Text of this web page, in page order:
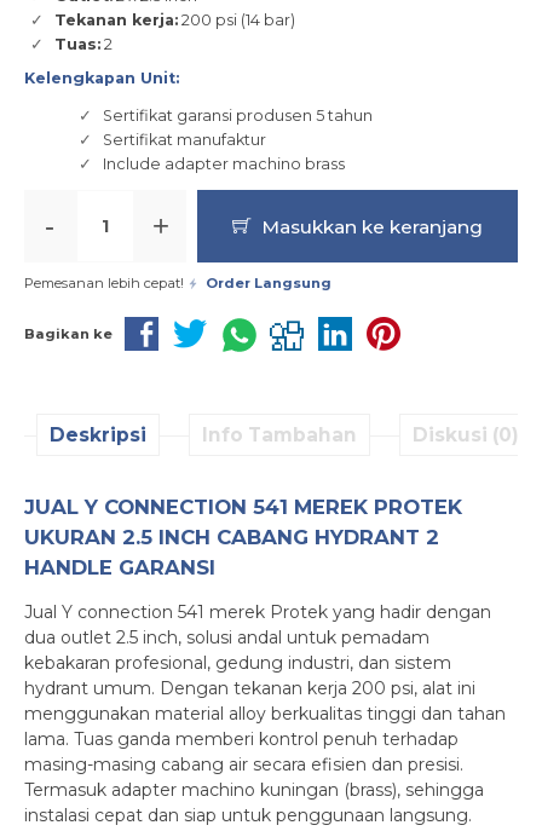
Tekanan kerja: 200 psi (14 bar)
Tuas: 2
Kelengkapan Unit:
Sertifikat garansi produsen 5 tahun
Sertifikat manufaktur
Include adapter machino brass
- + Masukkan ke keranjang
Pemesanan lebih cepat! Order Langsung
Bagikan ke
Deskripsi Info Tambahan Diskusi (0)
JUAL Y CONNECTION 541 MEREK PROTEK
UKURAN 2.5 INCH CABANG HYDRANT 2
HANDLE GARANSI
Jual Y connection 541 merek Protek yang hadir dengan
dua outlet 2.5 inch, solusi andal untuk pemadam
kebakaran profesional, gedung industri, dan sistem
hydrant umum. Dengan tekanan kerja 200 psi, alat ini
menggunakan material alloy berkualitas tinggi dan tahan
lama. Tuas ganda memberi kontrol penuh terhadap
masing-masing cabang air secara efisien dan presisi.
Termasuk adapter machino kuningan (brass), sehingga
instalasi cepat dan siap untuk penggunaan langsung.